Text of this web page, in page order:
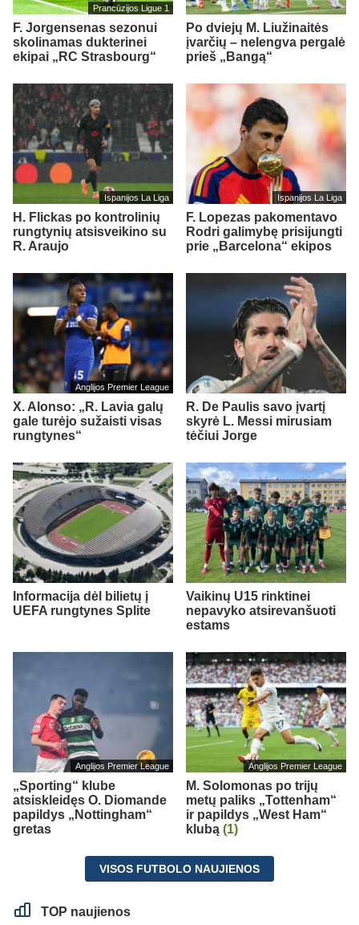
Prancūzijos Ligue 1
F. Jorgensenas sezonui
skolinamas dukterinei
ekipai „RC Strasbourg“
Po dviejų M. Liužinaitės
įvarčių – nelengva pergalė
prieš „Bangą“
Ispanijos La Liga
H. Flickas po kontrolinių
rungtynių atsisveikino su
R. Araujo
Ispanijos La Liga
F. Lopezas pakomentavo
Rodri galimybę prisijungti
prie „Barcelona“ ekipos
Anglijos Premier League
X. Alonso: „R. Lavia galų
gale turėjo sužaisti visas
rungtynes“
R. De Paulis savo įvartį
skyrė L. Messi mirusiam
tėčiui Jorge
Informacija dėl bilietų į
UEFA rungtynes Splite
Vaikinų U15 rinktinei
nepavyko atsirevanšuoti
estams
Anglijos Premier League
„Sporting“ klube
atsiskleidęs O. Diomande
papildys „Nottingham“
gretas
Anglijos Premier League
M. Solomonas po trijų
metų paliks „Tottenham“
ir papildys „West Ham“
klubą (1)
VISOS FUTBOLO NAUJIENOS
TOP naujienos